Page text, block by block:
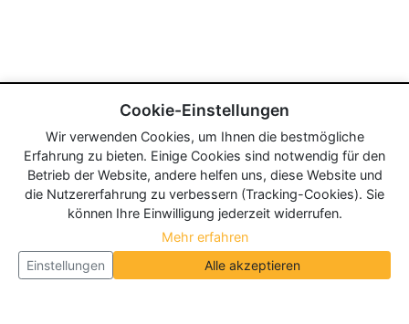
Cookie-Einstellungen
Wir verwenden Cookies, um Ihnen die bestmögliche
Erfahrung zu bieten. Einige Cookies sind notwendig für den
Betrieb der Website, andere helfen uns, diese Website und
die Nutzererfahrung zu verbessern (Tracking-Cookies). Sie
können Ihre Einwilligung jederzeit widerrufen.
Mehr erfahren
Einstellungen
Alle akzeptieren